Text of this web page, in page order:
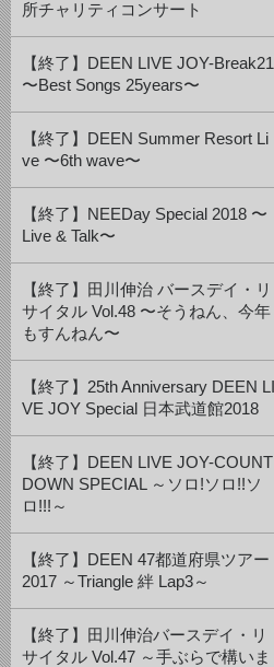
所チャリティコンサート
【終了】DEEN LIVE JOY-Break21
〜Best Songs 25years〜
【終了】DEEN Summer Resort Li
ve 〜6th wave〜
【終了】NEEDay Special 2018 〜
Live & Talk〜
【終了】田川伸治 バースデイ・リ
サイタル Vol.48 〜そうねん、今年
もすんねん〜
【終了】25th Anniversary DEEN LI
VE JOY Special 日本武道館2018
【終了】DEEN LIVE JOY-COUNT
DOWN SPECIAL ～ソロ!ソロ!!ソ
ロ!!!～
【終了】DEEN 47都道府県ツアー
2017 ～Triangle 絆 Lap3～
【終了】田川伸治バースデイ・リ
サイタル Vol.47 ～手ぶらで構いま